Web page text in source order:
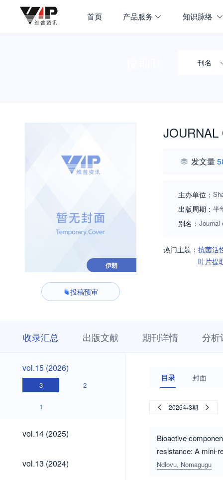
首页 产品服务 知识脉络
刊名
伊朗
投稿预审
JOURNAL
发文量
主办单位：
出版周期： 半
别名： Journal
热门主题： 抗菌活
叶片提
收录汇总 出版文献 期刊详情 分析
vol.15
(2026)
vol.15 (2026)
3 2
1
vol.14
(2025)
vol.14 (2025)
vol.13
(2024)
vol.13 (2024)
目录 封面
2026年3期
Bioactive
resistance: A mini-
Ndlovu, Nomagugu